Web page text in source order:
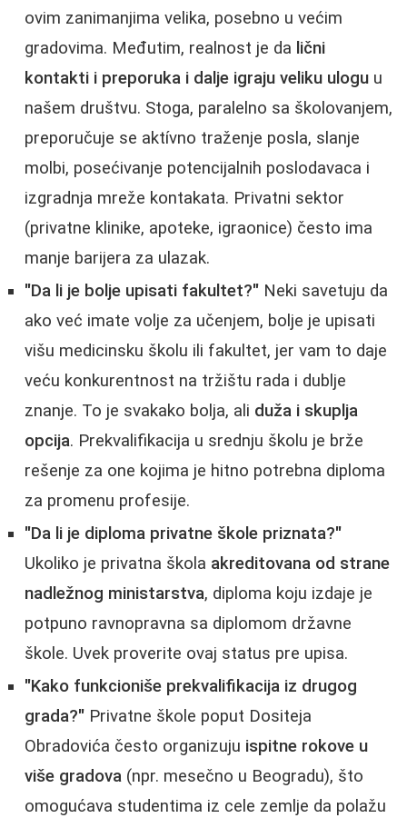
ovim zanimanjima velika, posebno u većim
gradovima. Međutim, realnost je da lični
kontakti i preporuka i dalje igraju veliku ulogu u
našem društvu. Stoga, paralelno sa školovanjem,
preporučuje se aktívno traženje posla, slanje
molbi, posećivanje potencijalnih poslodavaca i
izgradnja mreže kontakata. Privatni sektor
(privatne klinike, apoteke, igraonice) često ima
manje barijera za ulazak.
"Da li je bolje upisati fakultet?" Neki savetuju da
ako već imate volje za učenjem, bolje je upisati
višu medicinsku školu ili fakultet, jer vam to daje
veću konkurentnost na tržištu rada i dublje
znanje. To je svakako bolja, ali duža i skuplja
opcija. Prekvalifikacija u srednju školu je brže
rešenje za one kojima je hitno potrebna diploma
za promenu profesije.
"Da li je diploma privatne škole priznata?"
Ukoliko je privatna škola akreditovana od strane
nadležnog ministarstva, diploma koju izdaje je
potpuno ravnopravna sa diplomom državne
škole. Uvek proverite ovaj status pre upisa.
"Kako funkcioniše prekvalifikacija iz drugog
grada?" Privatne škole poput Dositeja
Obradovića često organizuju ispitne rokove u
više gradova (npr. mesečno u Beogradu), što
omogućava studentima iz cele zemlje da polažu